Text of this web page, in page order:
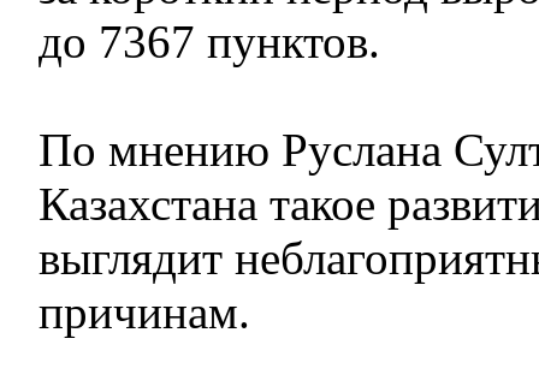
до 7367 пунктов.
По мнению Руслана
Казахстана такое
выглядит
причинам.